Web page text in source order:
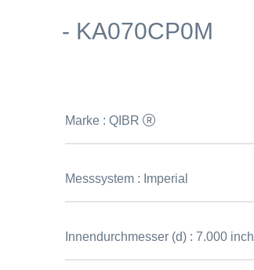
- KA070CP0M
Marke :QIBR
Messsystem : Imperial
Innendurchmesser (d) :7.000 inch